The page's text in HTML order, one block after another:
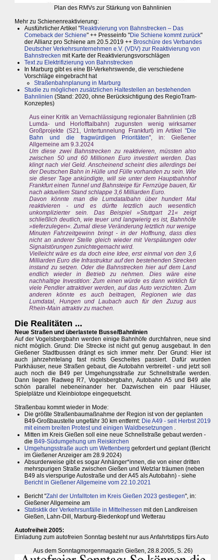
Plan des RMVs zur Stärkung von Bahnlinien
Mehr zu Schienenreaktivierung:
Ausführlicher Artikel "Reaktivierung von Bahnstrecken – Das
Comeback der Schiene" ++ Presseinfo "Die Schiene kommt zurück"
der Allianz pro Schiene am 20.5.2019 ++ Broschüre des Verbandes
Deutscher Verkehrsunternehmen e.V. (VDV) zur Reaktivierung von
Bahnstrecken mit Karte der Reaktivierungsvorschlägen
Text zu Elektrifizierung von Bahnstrecken
In Marburg gibt es eine BI-Verkehrswende, die verschiedene
Vorschläge eingebracht hat
Straßenbahnplanung in Marburg
Studie zu möglichen zusätzlichen Haltestellen an bestehenden
Bahnlinien (Stand: 2020, ohne Berücksichtigung des RegioTram-
Konzeptes)
Aus einer Kritik an Vernachlässigung regionaler Bahnlinien (zB
Lumda- und Horlofftalbahn) zugunsten wenig wirksamer
Großprojekte (S21, Untertunnelung Frankfurt) im Artikel "Die
Bahn und die fragwürdigen Prioritäten", in: Gießener
Allgemeine am 9.3.2024
Um diese zwei Bahnstrecken zu reaktivieren, müssten also
zwischen 50 und 60 Millionen Euro investiert werden. Das
klingt nach viel Geld. Anscheinend scheint dies allerdings bei
der Deutschen Bahn in Hülle und Fülle vorhanden zu sein. Wie
sie dieser Tage ankündigte, will sie unter dem Hauptbahnhof
Frankfurt einen Tunnel und Bahnsteige für Fernzüge bauen, für
nach aktuellem Stand schlappe 3,6 Milliarden Euro.
Davon könnte man die Lumdatalbahn über hundert Mal
reaktivieren - und es dürfte letztlich auch wesentlich
unkomplizierter sein. Das Beispiel »Stuttgart 21« zeigt
schließlich deutlich, wie teuer und langwierig es ist, Bahnhöfe
»tieferzulegen«. Zumal diese Veränderung letztlich nur wenige
Minuten Fahrzeitgewinn bringt - in der Hoffnung, dass dies
nicht an anderer Stelle gleich wieder mit Verspätungen oder
Signalstörungen zunichtegemacht wird.
Vielleicht wäre es da doch eine Idee, erst einmal von den 3,6
Milliarden Euro die Infrastruktur auf den bestehenden Strecken
instand zu setzen. Oder die Bahnstrecken hier auf dem Land
endlich wieder in Betrieb zu nehmen. Dies wäre eine
nachhaltige Investition: Zum einen würde es dann wirklich für
viele Pendler attraktiver werden, auf das Auto verzichten. Zum
anderen könnte es auch beitragen, Regionen wie das
Lumdatal, Hungen und Laubach auch für den Zuzug aus
Rhein-Main attraktiv zu machen.
Die Realitäten ...
Neue Straßen und überlastete Busse/Bahnlinien
Auf der Vogelsbergbahn werden einige Bahnhöfe durchfahren, neue sind
nicht möglich. Grund: Die Strecke ist nicht gut genug ausgebaut. In den
Gießener Stadtbussen drängt es sich immer mehr. Der Grund: Hier ist
auch jahrzehntelang fast nichts Gescheites passiert. Dafür wurden
Parkhäuser, neue Straßen gebaut, die Autobahn verbreitet - und jetzt soll
auch noch die B49 per Umgehungsstraße zur Schnellstraße werden.
Dann liegen Radweg R7, Vogelsbergbahn, Autobahn A5 und B49 alle
schön parallel nebeneinander her. Dazwischen ein paar Häuser,
Spielplätze und Kleinbiotope eingequetscht.
Straßenbau kommt wieder in Mode:
Die größte Straßenbaumaßnahme der Region ist von der geplanten
B49-Großbaustelle ungefähr 30 km entfernt: Die A49 - seit Herbst 2019
mit einem breiten Protest und einigen Waldbesetzungen .
Mitten im Kreis Gießen soll eine neue Schnellstraße gebaut werden -
die B49-Südumgehung um Reiskirchen
Umgehungsstraße auch um Wettenberg gefordert und geplant (Bericht
im Gießener Anzeiger am 28.9.2024)
Absurderweise gibt es sogar Anhänger*innen, die von einer dritten
mehrspurigen Straße zwischen Gießen und Wetzlar träumen (neben
B49 als vierspurige Autostraße und der A45 als Autobahn) - siehe
Bericht in Gießener Allgemeine vom 22.10.2021
Bericht "Zahl der Unfalltoten im Kreis Gießen 2023 gestiegen", in:
Gießener Allgemeine am
Statisktik der Verkehrsunfälle in Mittelhessen mit den Landkreisen
Gießen, Lahn-Dill, Marburg-Biedenkopf und Wetterau
Autofreiheit 2005:
Einladung zum autofreien Sonntag besteht nur aus Anfahrtstipps fürs Auto
Aus dem Sonntagmorgenmagazin Gießen, 28.8.2005, S. 26)